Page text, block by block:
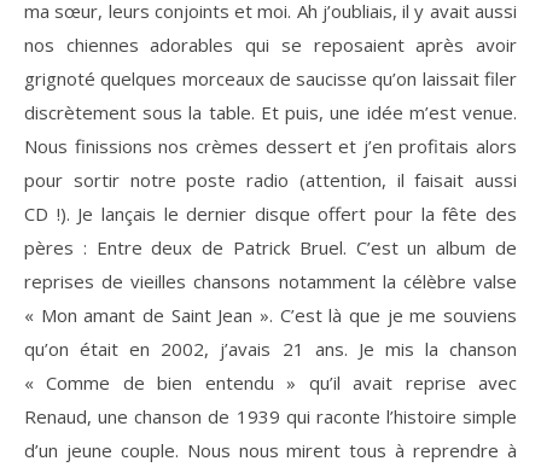
ma sœur, leurs conjoints et moi. Ah j’oubliais, il y avait aussi
nos chiennes adorables qui se reposaient après avoir
grignoté quelques morceaux de saucisse qu’on laissait filer
discrètement sous la table. Et puis, une idée m’est venue.
Nous finissions nos crèmes dessert et j’en profitais alors
pour sortir notre poste radio (attention, il faisait aussi
CD !). Je lançais le dernier disque offert pour la fête des
pères : Entre deux de Patrick Bruel. C’est un album de
reprises de vieilles chansons notamment la célèbre valse
« Mon amant de Saint Jean ». C’est là que je me souviens
qu’on était en 2002, j’avais 21 ans. Je mis la chanson
« Comme de bien entendu » qu’il avait reprise avec
Renaud, une chanson de 1939 qui raconte l’histoire simple
d’un jeune couple. Nous nous mirent tous à reprendre à